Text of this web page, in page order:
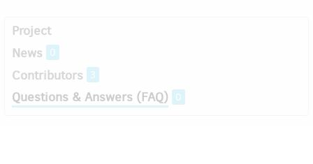
Project
News
0
Contributors 3
Questions & Answers (FAQ) 0